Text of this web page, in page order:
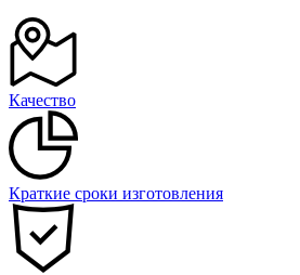
Качество
Краткие сроки изготовления